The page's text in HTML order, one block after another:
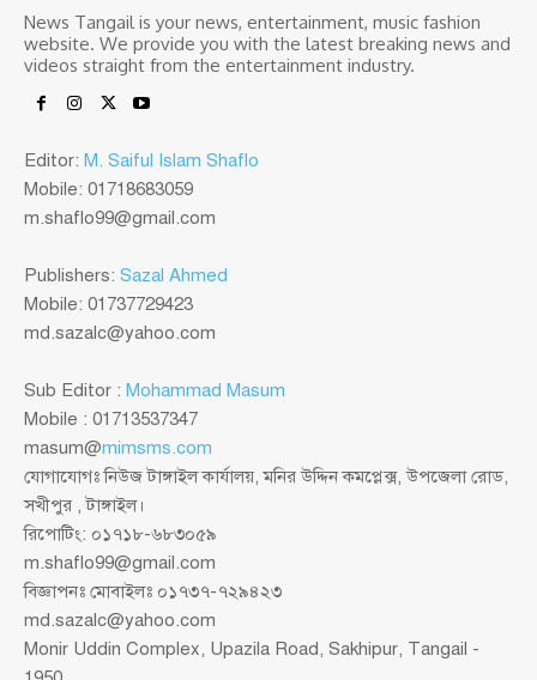
News Tangail is your news, entertainment, music fashion
website. We provide you with the latest breaking news and
videos straight from the entertainment industry.
Editor: M. Saiful Islam Shaflo
Mobile: 01718683059
m.shaflo99@gmail.com
Publishers: Sazal Ahmed
Mobile: 01737729423
md.sazalc@yahoo.com
Sub Editor : Mohammad Masum
Mobile : 01713537347
masum@mimsms.com
যোগাযোগঃ নিউজ টাঙ্গাইল কার্যালয়, মনির উদ্দিন কমপ্লেক্স, উপজেলা রোড,
সখীপুর , টাঙ্গাইল।
রিপোটিং: ০১৭১৮-৬৮৩০৫৯
m.shaflo99@gmail.com
বিজ্ঞাপনঃ মোবাইলঃ ০১৭৩৭-৭২৯৪২৩
md.sazalc@yahoo.com
Monir Uddin Complex, Upazila Road, Sakhipur, Tangail -